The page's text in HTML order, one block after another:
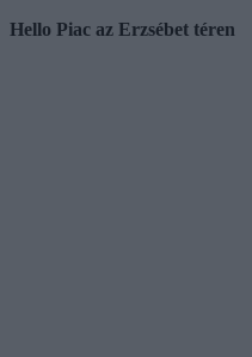
Hello Piac az Erzsébet téren